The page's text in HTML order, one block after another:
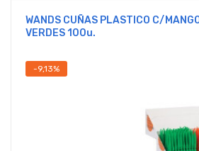
WANDS CUÑAS PLASTICO C/
VERDES 100u.
-9,13%